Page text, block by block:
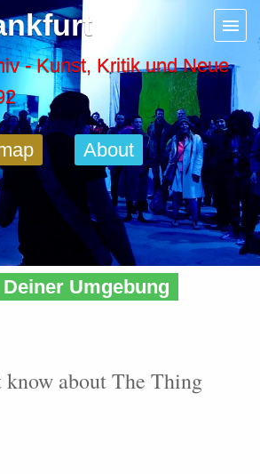
- Kunst, Kritik und Neue
About
Umgebung
about The Thing